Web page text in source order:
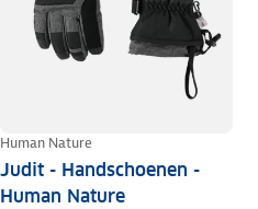
Human Nature
Judit - Handschoenen -
Human Nature